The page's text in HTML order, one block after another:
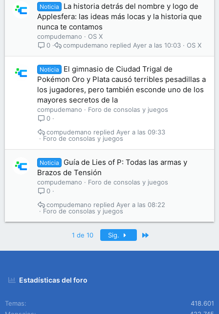
Noticia
La historia detrás del nombre y logo de
Applesfera: las ideas más locas y la historia que
nunca te contamos
compudemano
OS X
0
OS X
Ayer a las 10:03
compudemano
Noticia
El gimnasio de Ciudad Trigal de
Pokémon Oro y Plata causó terribles pesadillas a
los jugadores, pero también esconde uno de los
mayores secretos de la
compudemano
Foro de consolas y juegos
0
Foro de consolas y juegos
Ayer a las 09:33
compudemano
Noticia
Guía de Lies of P: Todas las armas y
Brazos de Tensión
compudemano
Foro de consolas y juegos
0
Foro de consolas y juegos
Ayer a las 08:22
compudemano
1 de 10 Sig.
Estadísticas del foro
Temas
418.601